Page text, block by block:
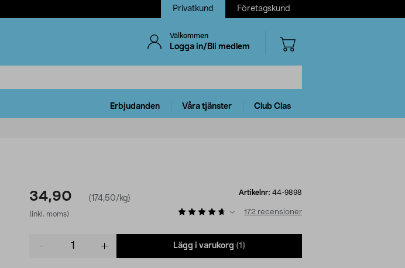
Privatkund Företagskund
Välkommen
Logga in/Bli medlem
Erbjudanden Våra tjänster Club Clas
34,90 (174,50/kg)
(inkl. moms)
Artikelnr: 44-9898
172 recensioner
Lägg i varukorg (1)